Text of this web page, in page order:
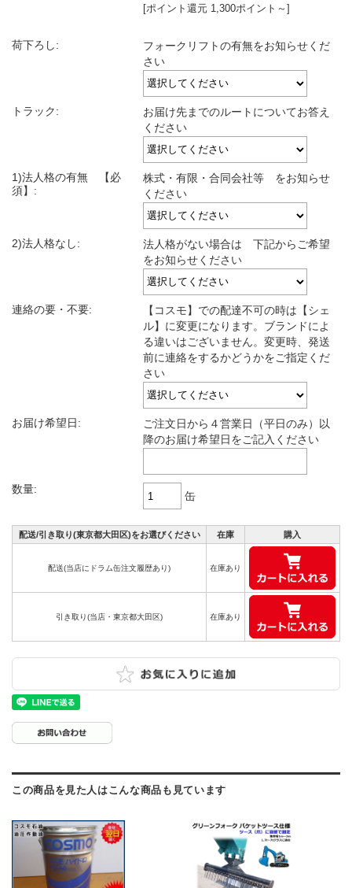
[ポイント還元 1,300ポイント～]
荷下ろし:
フォークリフトの有無をお知らせくだ
さい
トラック:
お届け先までのルートについてお答え
ください
1)法人格の有無 【必
須】:
株式・有限・合同会社等 をお知らせ
ください
2)法人格なし:
法人格がない場合は 下記からご希望
をお知らせください
連絡の要・不要:
【コスモ】での配達不可の時は【シェ
ル】に変更になります。ブランドによ
る違いはございません。変更時、発送
前に連絡をするかどうかをご指定くだ
さい
お届け希望日:
ご注文日から４営業日（平日のみ）以
降のお届け希望日をご記入ください
数量:
缶
配送/引き取り(東京都大田区)をお選びください 在庫 購入
配送(当店にドラム缶注文履歴あり) 在庫あり
引き取り(当店・東京都大田区) 在庫あり
この商品を見た人はこんな商品も見ています